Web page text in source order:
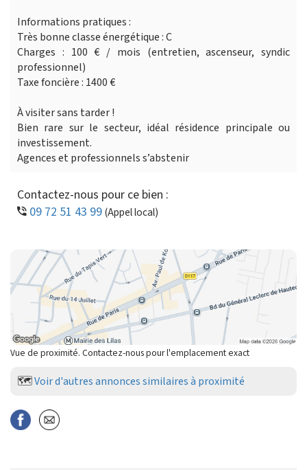
Informations pratiques :
Très bonne classe énergétique : C
Charges : 100 € / mois (entretien, ascenseur, syndic
professionnel)
Taxe foncière : 1400 €
À visiter sans tarder !
Bien rare sur le secteur, idéal résidence principale ou
investissement.
Agences et professionnels s’abstenir
Contactez-nous pour ce bien :
09 72 51 43 99(Appel local)
Vue de proximité. Contactez-nous pour l'emplacement exact
🗺️Voir d'autres annonces similaires à proximité